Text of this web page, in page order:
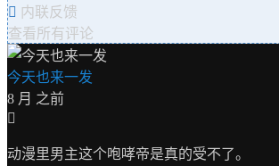
内联反馈
查看所有评论
今天也来一发
8 月 之前
动漫里男主这个咆哮帝是真的受不了。